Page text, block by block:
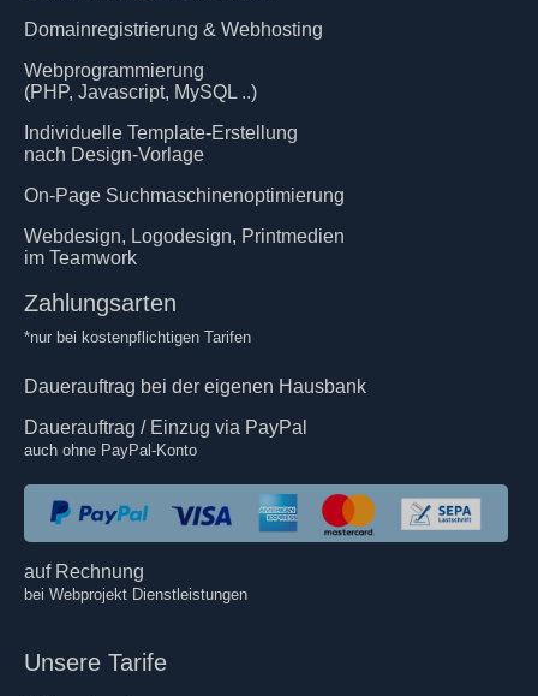
Domainregistrierung & Webhosting
Webprogrammierung
(PHP, Javascript, MySQL ..)
Individuelle Template-Erstellung
nach Design-Vorlage
On-Page Suchmaschinenoptimierung
Webdesign, Logodesign, Printmedien
im Teamwork
Zahlungsarten
*nur bei kostenpflichtigen Tarifen
Dauerauftrag bei der eigenen Hausbank
Dauerauftrag / Einzug via PayPal
auch ohne PayPal-Konto
auf Rechnung
bei Webprojekt Dienstleistungen
Unsere Tarife